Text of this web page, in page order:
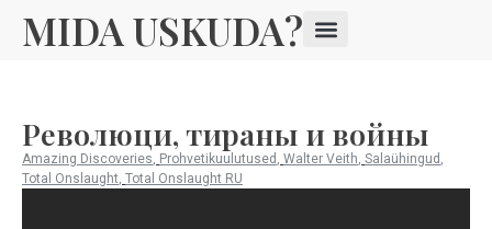
MIDA USKUDA?
Революци, тираны и войны
Amazing Discoveries, Prohvetikuulutused , Walter Veith, Salaühingud ,
Total Onslaught, Total Onslaught RU